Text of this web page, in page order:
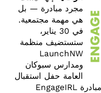
مجرد مبادرة — بل
هي مهمة مجتمعية.
في 30 يناير،
ستستضيف منظمة
LaunchNW
ومدارس سبوكان
العامة حفل استقبال
للاحتفال بالتقدم الذي أحرزته مبادرة EngageIRL